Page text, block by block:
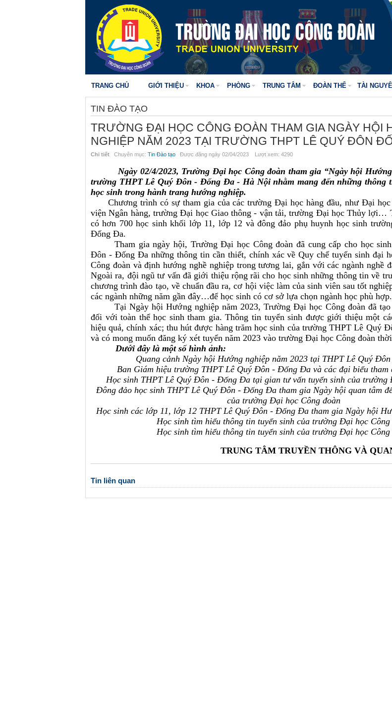
TRANG CHỦ GIỚI THIỆU KHOA PHÒNG TRUNG TÂM ĐOÀN THỂ TÀI
TIN ĐÀO TẠO
TRƯỜNG ĐẠI HỌC CÔNG ĐOÀN THAM GIA NGÀY HỘI
NGHIỆP NĂM 2023 TẠI TRƯỜNG THPT LÊ QUÝ ĐÔN
Chi tiết Chuyên mục: Tin Đào tạo Được đăng ngày 02/04/2023 Lượt xem: 4290
Ngày 02/4/2023, Trường Đại học Công đoàn tham gia “Ngày hội
trường THPT Lê Quý Đôn - Đống Đa - Hà Nội nhằm mang đến những thông
học sinh trong hành trang hướng nghiệp.
Chương trình có sự tham gia của các trường Đại học hàng đầu, như Đại học
viện Ngân hàng, trường Đại học Giao thông - vận tải, trường Đại học Thủy lợi…
có hơn 700 học sinh khối lớp 11, lớp 12 và đông đảo phụ huynh học sinh
Đống Đa.
Tham gia ngày hội, Trường Đại học Công đoàn đã cung cấp cho học
Đôn - Đống Đa những thông tin cần thiết, chính xác về Quy chế tuyển sinh đại
Công đoàn và định hướng nghề nghiệp trong tương lai, gắn với các ngành nghề
Ngoài ra, đội ngũ tư vấn đã giới thiệu rộng rãi cho học sinh những thông tin về
chương trình đào tạo, về chuẩn đầu ra, cơ hội việc làm của sinh viên sau tốt
các ngành những năm gần đây…để học sinh có cơ sở lựa chọn ngành học phù hợp.
Tại Ngày hội Hướng nghiệp năm 2023, Trường Đại học Công đoàn đã
đối với toàn thể học sinh tham gia. Thông tin tuyển sinh được giới thiệu một
hiệu quả, chính xác; thu hút được hàng trăm học sinh của trường THPT Lê Quý
và có mong muốn đăng ký xét tuyển năm 2023 vào trường Đại học Công đoàn
Dưới đây là một số hình ảnh:
Quang cảnh Ngày hội Hướng nghiệp năm 2023 tại THPT Lê Quý
Ban Giám hiệu trường THPT Lê Quý Đôn - Đống Đa và các đại biểu tham
Học sinh THPT Lê Quý Đôn - Đống Đa tại gian tư vấn tuyển sinh của trường
Đông đảo học sinh THPT Lê Quý Đôn - Đống Đa tham gia Ngày hội quan tâm
của trường Đại học Công đoàn
Học sinh các lớp 11, lớp 12 THPT Lê Quý Đôn - Đống Đa tham gia Ngày hội
Học sinh tìm hiểu thông tin tuyển sinh của trường Đại học Công
Học sinh tìm hiểu thông tin tuyển sinh của trường Đại học Công
TRUNG TÂM TRUYỀN THÔNG VÀ
Tin liên quan